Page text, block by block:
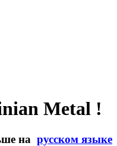
Metal !
на русском языке